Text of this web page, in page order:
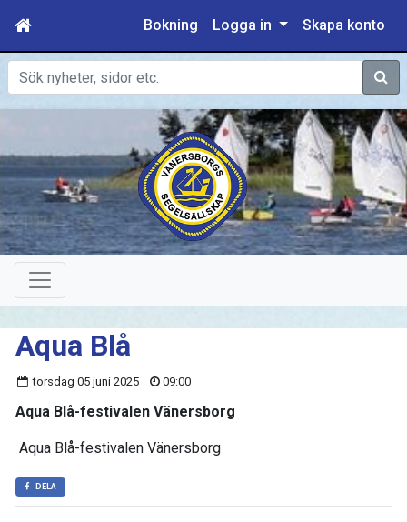
Bokning Logga in Skapa konto
Sök
Aqua Blå
torsdag 05 juni 2025 09:00
Aqua Blå-festivalen Vänersborg
Aqua Blå-festivalen Vänersborg
DELA